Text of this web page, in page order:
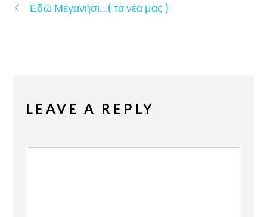
Εδώ Μεγανήσι…( τα νέα μας )
LEAVE A REPLY